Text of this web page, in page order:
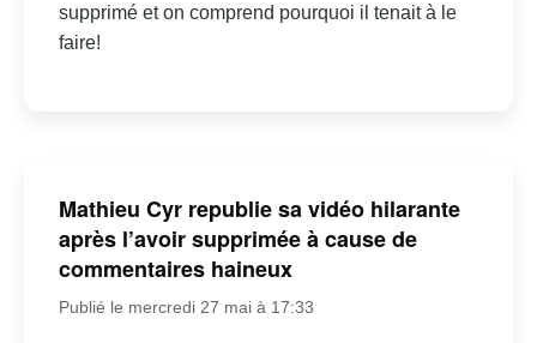
supprimé et on comprend pourquoi il tenait à le
faire!
Mathieu Cyr republie sa vidéo hilarante
après l’avoir supprimée à cause de
commentaires haineux
Publié le mercredi 27 mai à 17:33